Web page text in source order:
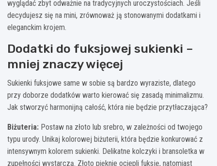
wyglądać zbyt odważnie na tradycyjnych uroczystościach. Jeśli
decydujesz się na mini, zrównoważ ją stonowanymi dodatkami i
eleganckim krojem.
Dodatki do fuksjowej sukienki –
mniej znaczy więcej
Sukienki fuksjowe same w sobie są bardzo wyraziste, dlatego
przy doborze dodatków warto kierować się zasadą minimalizmu.
Jak stworzyć harmonijną całość, która nie będzie przytłaczająca?
Biżuteria: Postaw na złoto lub srebro, w zależności od twojego
typu urody. Unikaj kolorowej biżuterii, która będzie konkurować z
intensywnym kolorem sukienki. Delikatne kolczyki i bransoletka w
zupełności wystarczą. Złoto pięknie ociepli fuksję, natomiast